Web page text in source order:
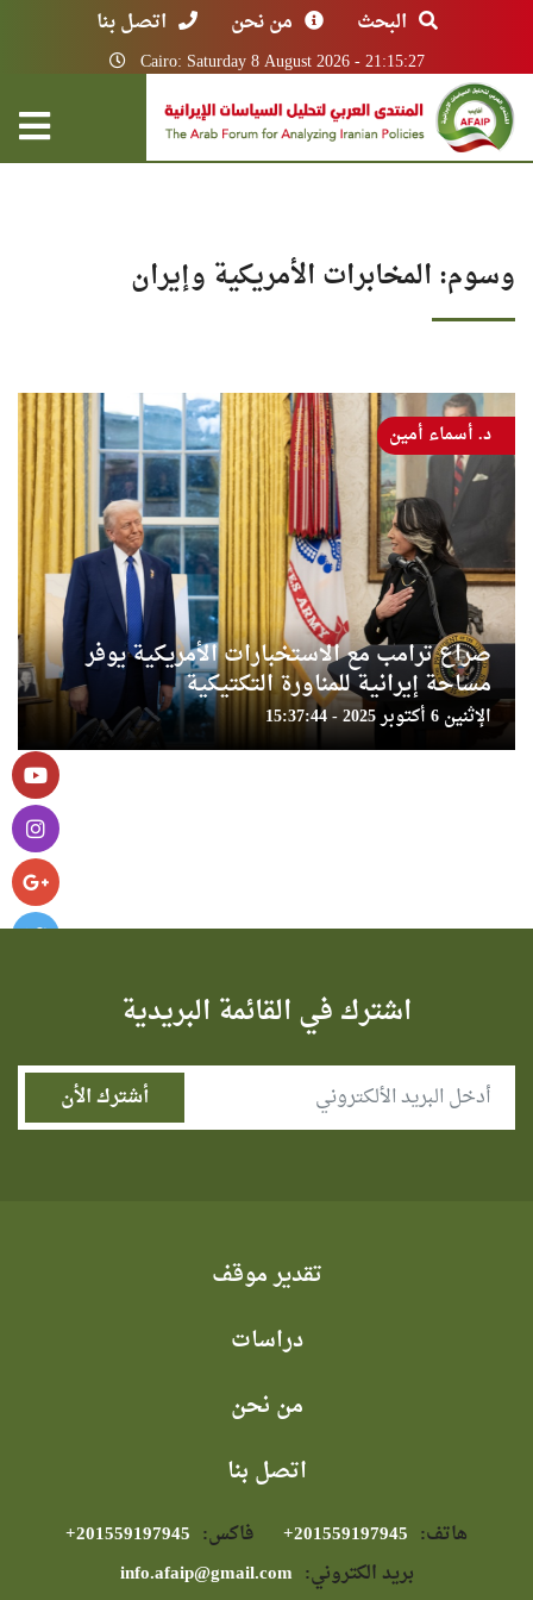
البحث من نحن اتصل بنا
Cairo: Saturday 8 August 2026 - 21:15:27
وسوم: المخابرات الأمريكية وإيران
صراع ترامب مع الاستخبارات الأمريكية يوفر
مساحة إيرانية للمناورة التكتيكية
الإثنين 6 أكتوبر 2025 - 15:37:44
د. أسماء أمين
اشترك في القائمة البريدية
تقدير موقف
دراسات
من نحن
اتصل بنا
هاتف: فاكس:
بريد الكتروني: info.afaip@gmail.com